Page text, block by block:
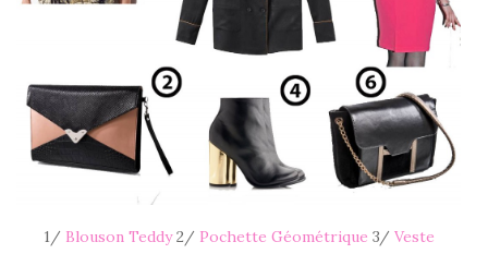
1/ Blouson Teddy2/ Pochette Géométrique 3/ Veste